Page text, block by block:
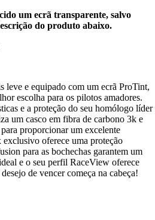
um ecrã transparente, salvo
do produto abaixo.
leve e equipado com um ecrã ProTint,
escolha para os pilotos amadores.
e a proteção do seu homólogo líder
um casco em fibra de carbono 3k e
proporcionar um excelente
oferece uma proteção
para as bochechas garantem um
e o seu perfil RaceView oferece
de vencer começa na cabeça!